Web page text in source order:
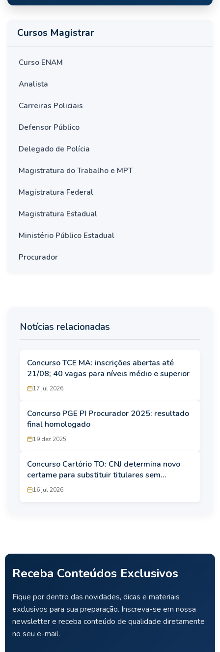
Cursos Magistrar
Curso ENAM
Analista
Carreiras Policiais
Defensor Público
Delegado de Polícia
Magistratura do Trabalho e MPT
Magistratura Federal
Magistratura Estadual
Ministério Público Estadual
Procurador
Notícias relacionadas
Concurso TCE MA: inscrições abertas até
21/08; 40 vagas para níveis médio e superior
17 jul 2026
Concurso PGE PI Procurador 2025: resultado
final homologado
19 dez 2025
Concurso Cartório TO: CNJ determina novo
certame para substituir titulares sem
diploma;
16 jul 2026
Receba Conteúdos Exclusivos
Fique por dentro das novidades, dicas e materiais
exclusivos para sua preparação. Inscreva-se em nossa
newsletter e receba conteúdo de qualidade diretamente
no seu e-mail.